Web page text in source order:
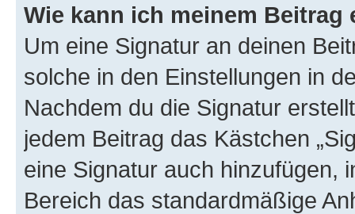
Wie kann ich meinem
Um eine Signatur an deinen
solche in den Einstellungen in
Nachdem du die Signatur
jedem Beitrag das Kästchen
eine Signatur auch hinzufügen,
Bereich das standardmäßige